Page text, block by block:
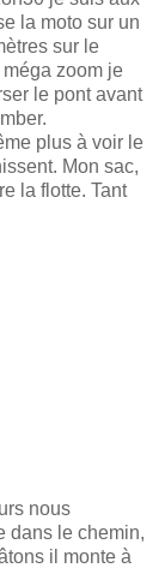
la moto sur un
sur le
zoom je
le pont avant
plus à voir le
Mon sac,
la flotte. Tant
nous
dans le chemin,
il monte à